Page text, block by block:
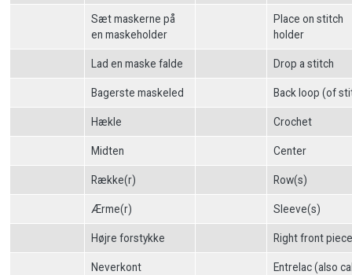
Sæt maskerne på
en maskeholder
Place on stitch
holder
Lad en maske falde Drop a stitch
Bagerste maskeled Back loop (of
Hækle Crochet
Midten Center
Række(r) Row(s)
Ærme(r) Sleeve(s)
Højre forstykke Right front piece
Neverkont
Entrelac (also